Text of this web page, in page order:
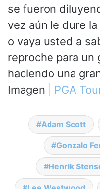
se fueron
vez aún le dure
o vaya usted a
reproche para un
haciendo una
Imagen | PGA
Adam Scott
Gonzalo
Henrik